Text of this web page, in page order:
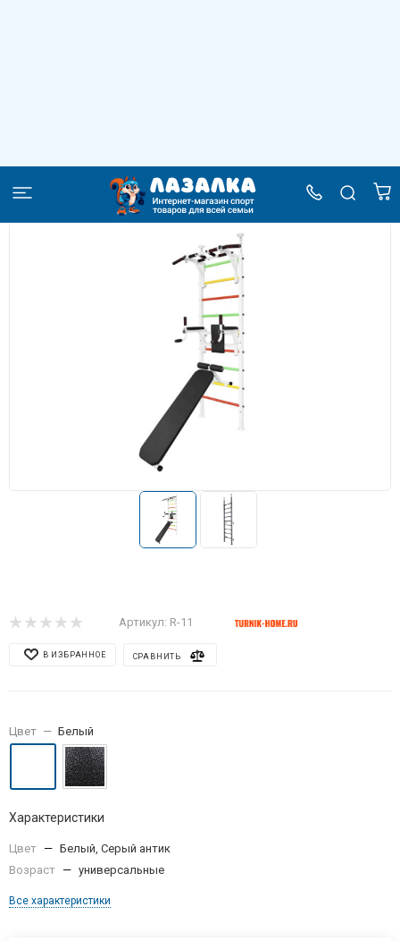
Артикул: R-11
В ИЗБРАННОЕ СРАВНИТЬ
Цвет — Белый
Характеристики
Цвет — Белый, Серый антик
Возраст — универсальные
Все характеристики